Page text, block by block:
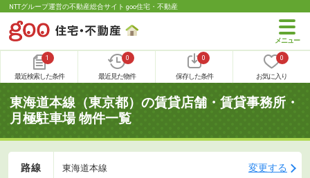
NTTグループ運営の不動産総合サイト goo住宅・不動産
1
最近検索した条件
0
最近見た物件
0
保存した条件
0
お気に入り
東海道本線（東京都）の賃貸店舗・賃貸事務所・
月極駐車場 物件一覧
路線 東海道本線 変更する